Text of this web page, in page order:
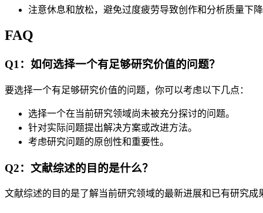
注意休息和放松，避免过度疲劳导致创作和分析质量下降
FAQ
Q1：如何选择一个有足够研究价值的问题？
要选择一个有足够研究价值的问题，你可以考虑以下几点：
选择一个在当前研究领域尚未被充分探讨的问题。
针对实际问题提出解决方案或改进方法。
考虑研究问题的原创性和重要性。
Q2：文献综述的目的是什么？
文献综述的目的是了解当前研究领域的最新进展和已有研究成